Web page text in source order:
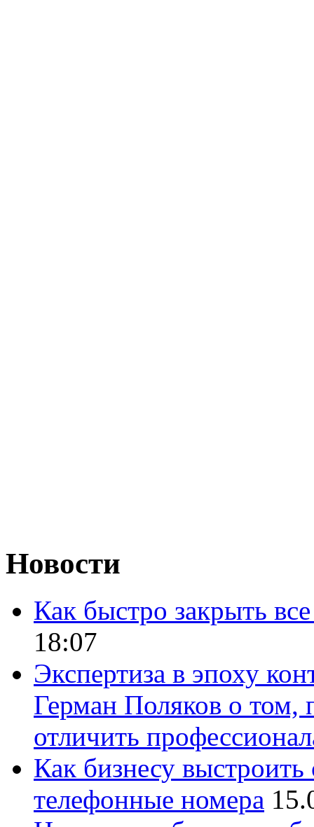
Новости
Как быстро закрыть
18:07
Экспертиза в эпоху
Герман Поляков о том,
отличить
Как бизнесу
телефонные номера